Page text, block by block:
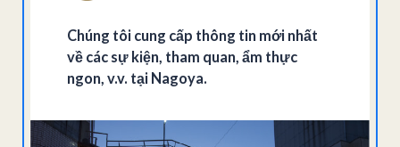
Chúng tôi cung cấp thông tin mới nhất
về các sự kiện, tham quan, ẩm thực
ngon, v.v. tại Nagoya.